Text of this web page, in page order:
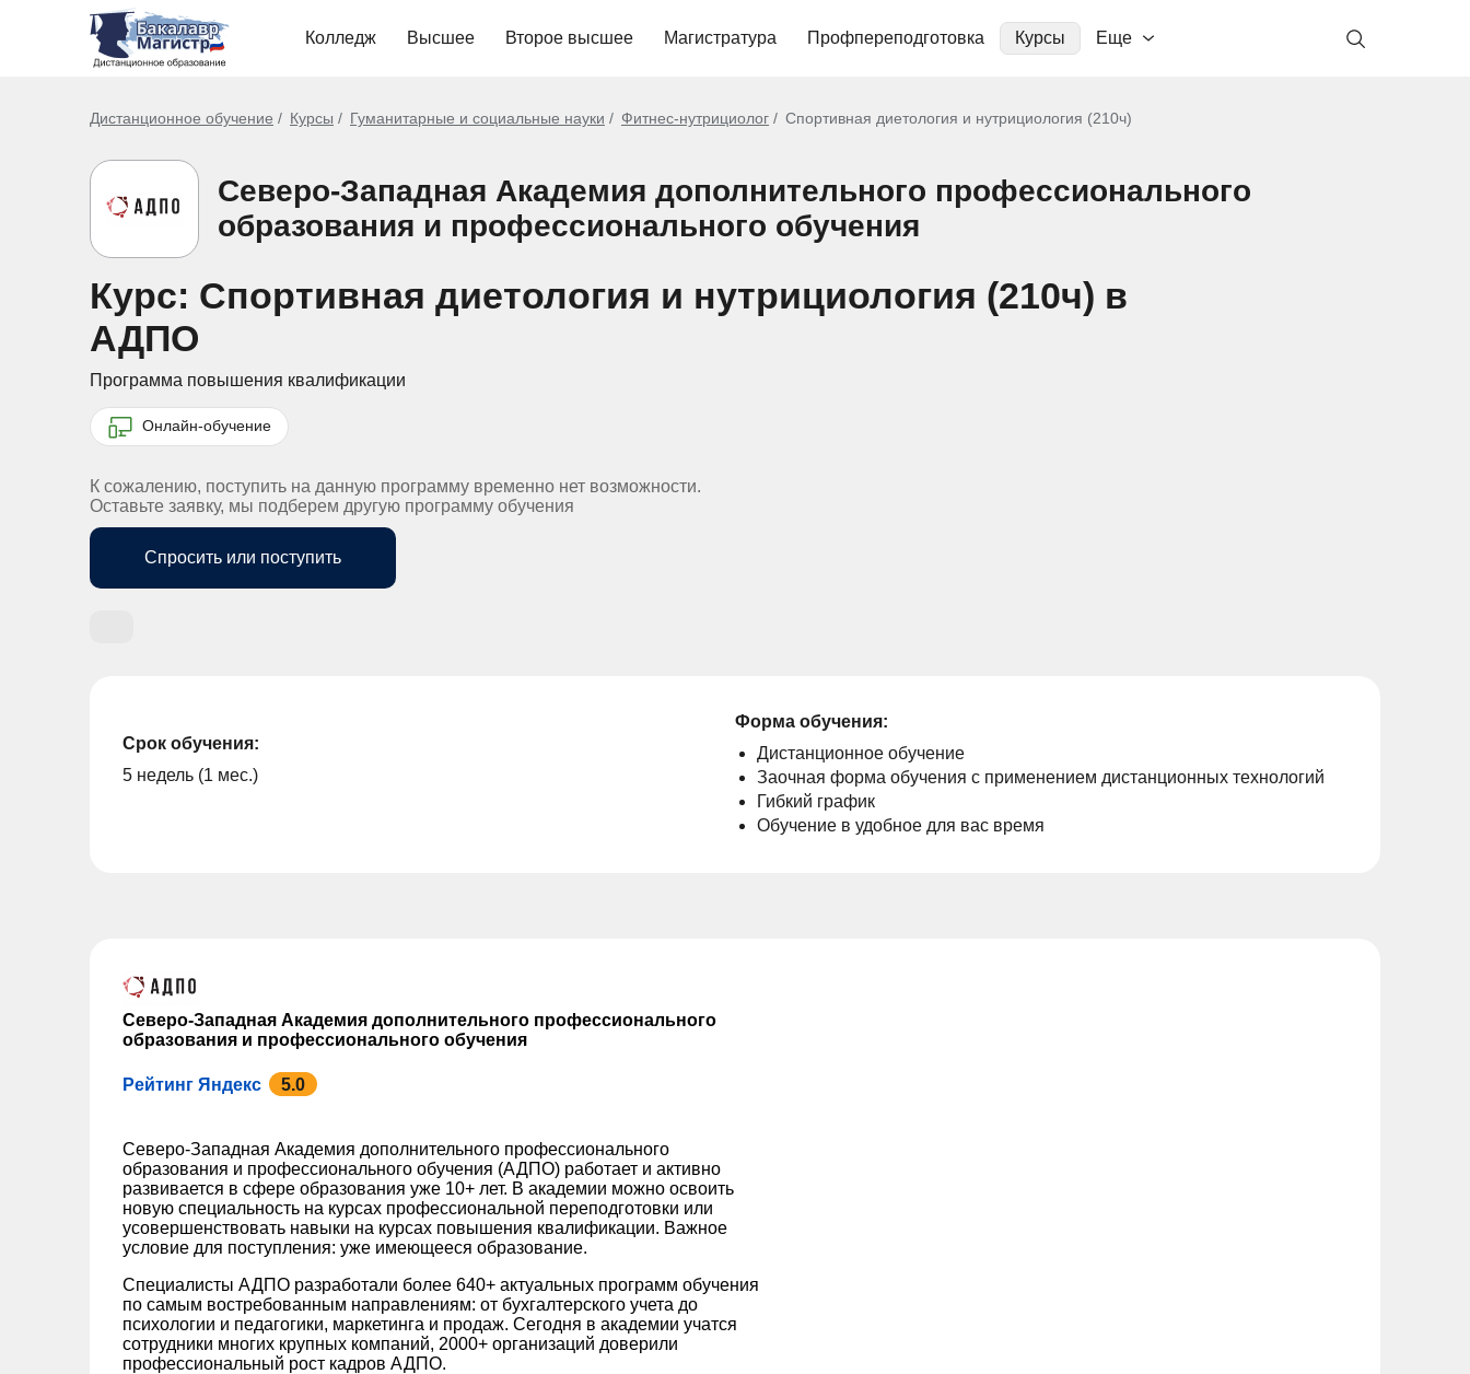
Колледж Высшее Второе высшее Магистратура Профпереподготовка Курсы Еще
Дистанционное обучение Курсы Гуманитарные и социальные науки Фитнес-нутрициолог Спортивная диетология и нутрициология (210ч)
Северо-Западная Академия дополнительного профессионального
образования и профессионального обучения
Курс: Спортивная диетология и нутрициология (210ч) в
АДПО
Программа повышения квалификации
Онлайн-обучение
К сожалению, поступить на данную программу временно нет возможности.
Оставьте заявку, мы подберем другую программу обучения
Спросить или поступить
Срок обучения:
5 недель (1 мес.)
Форма обучения:
Дистанционное обучение
Заочная форма обучения с применением дистанционных технологий
Гибкий график
Обучение в удобное для вас время
Северо-Западная Академия дополнительного профессионального
образования и профессионального обучения
Рейтинг Яндекс 5.0
Северо-Западная Академия дополнительного профессионального
образования и профессионального обучения (АДПО) работает и активно
развивается в сфере образования уже 10+ лет. В академии можно освоить
новую специальность на курсах профессиональной переподготовки или
усовершенствовать навыки на курсах повышения квалификации. Важное
условие для поступления: уже имеющееся образование.
Специалисты АДПО разработали более 640+ актуальных программ обучения
по самым востребованным направлениям: от бухгалтерского учета до
психологии и педагогики, маркетинга и продаж. Сегодня в академии учатся
сотрудники многих крупных компаний, 2000+ организаций доверили
профессиональный рост кадров АДПО.